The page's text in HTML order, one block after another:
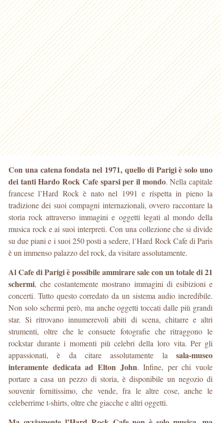
Con una catena fondata nel 1971, quello di Parigi è solo uno
dei tanti Hardo Rock Cafe sparsi per il mondo. Nella capitale
francese l’Hard Rock è nato nel 1991 e rispetta in pieno la
tradizione dei suoi compagni internazionali, ovvero raccontare la
storia rock attraverso immagini e oggetti legati al mondo della
musica rock e ai suoi interpreti. Con una collezione che si divide
su due piani e i suoi 250 posti a sedere, l’Hard Rock Cafe di Paris
è un immenso palazzo del rock, da visitare assolutamente.
Al Cafe di Parigi è possibile ammirare sale con un totale di 21
schermi, che costantemente mostrano immagini di esibizioni e
concerti. Tutto questo corredato da un sistema audio incredibile.
Non solo schermi però, ma anche oggetti toccati dalle più grandi
star. Si ritrovano innumerevoli abiti di scena, chitarre e altri
strumenti, oltre che le consuete fotografie che ritraggono le
rockstar durante i momenti più celebri della loro vita. Per gli
appassionati, è da citare assolutamente la sala-museo
interamente dedicata ad Elton John. Infine, per chi vuole
portare a casa un pezzo di storia, è disponibile un negozio di
souvenir fornitissimo, che vende, fra le altre cose, anche le
celeberrime t-shirts, oltre che giacche e altri oggetti.